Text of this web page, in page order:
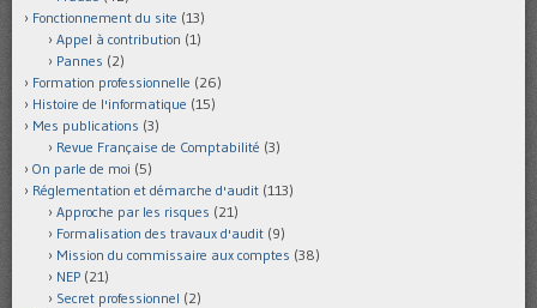
Fonctionnement du site (13)
Appel à contribution (1)
Pannes (2)
Formation professionnelle (26)
Histoire de l'informatique (15)
Mes publications (3)
Revue Française de Comptabilité (3)
On parle de moi (5)
Réglementation et démarche d'audit (113)
Approche par les risques (21)
Formalisation des travaux d'audit (9)
Mission du commissaire aux comptes (38)
NEP (21)
Secret professionnel (2)